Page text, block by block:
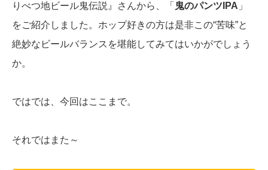
りべつ地ビール鬼伝説』さんから、「 鬼のパンツIPA 」
をご紹介しました。ホップ好きの方は是非この“苦味”と
絶妙なビールバランスを堪能してみてはいかがでしょう
か。
ではでは、今回はここまで。
それではまた～